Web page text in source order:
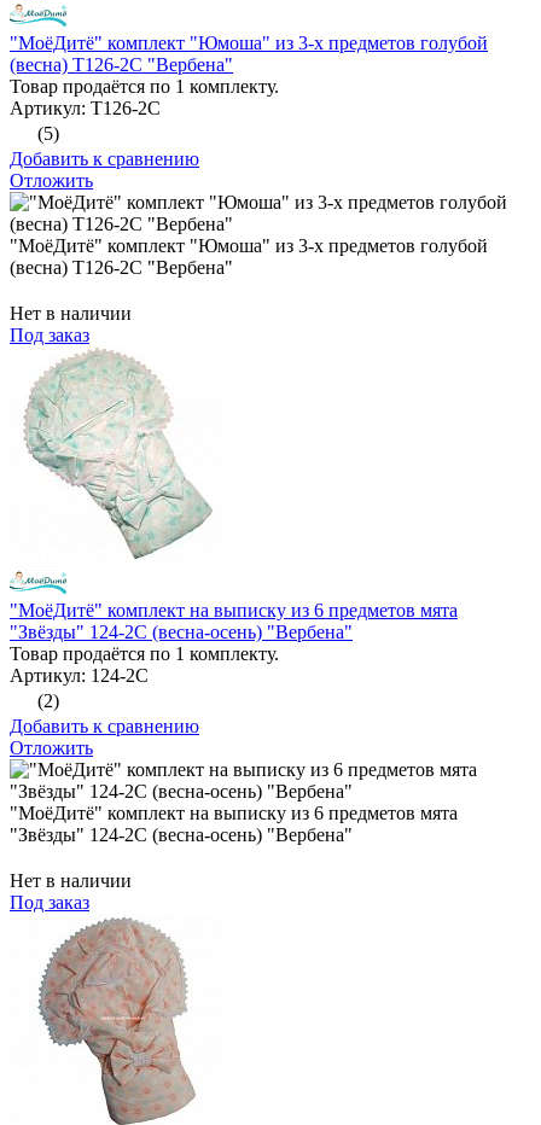
"МоёДитё" комплект "Юмоша" из 3-х предметов голубой
(весна) Т126-2С "Вербена"
Товар продаётся по 1 комплекту.
Артикул: Т126-2С
(5)
Добавить к сравнению
Отложить
"МоёДитё" комплект "Юмоша" из 3-х предметов голубой
(весна) Т126-2С "Вербена"
Нет в наличии
Под заказ
"МоёДитё" комплект на выписку из 6 предметов мята
"Звёзды" 124-2С (весна-осень) "Вербена"
Товар продаётся по 1 комплекту.
Артикул: 124-2С
(2)
Добавить к сравнению
Отложить
"МоёДитё" комплект на выписку из 6 предметов мята
"Звёзды" 124-2С (весна-осень) "Вербена"
Нет в наличии
Под заказ